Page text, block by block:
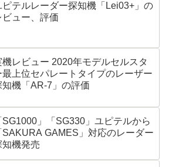
ピテルレーダー探知機「Lei03+」の
ビュー、評価
機レビュー 2020年モデルセルスタ
最上位セパレートタイプのレーザー
知機「AR-7」の評価
SG1000」「SG330」ユピテルから
SAKURA GAMES」対応のレーダー
知機発売